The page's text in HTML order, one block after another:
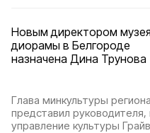
Новым директором
диорамы в Белгороде
назначена Дина Трунова
Глава минкультуры
представил руководителя,
управление культуры